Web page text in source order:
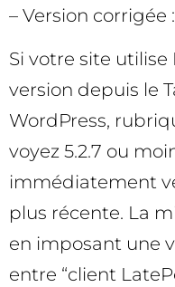
– Version corrigée
Si votre site utilise
version depuis le
WordPress,
voyez 5.2.7 ou
immédiatement
plus récente. La
en imposant une
entre “client